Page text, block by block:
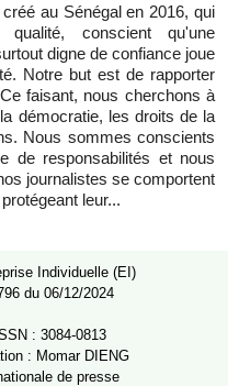
au Sénégal en 2016, qui
conscient qu'une
digne de confiance joue
Notre but est de rapporter
faisant, nous cherchons à
démocratie, les droits de la
Nous sommes conscients
de responsabilités et nous
journalistes se comportent
leur...
Individuelle (EI)
du 06/12/2024
: 3084-0813
: Momar DIENG
de presse